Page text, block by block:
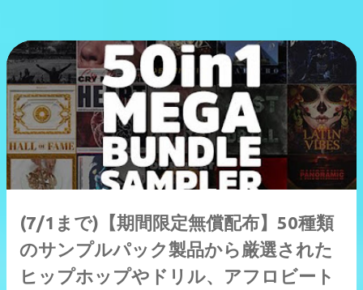
(7/1まで)【期間限定無償配布】50種類
のサンプルパック製品から厳選された
ヒップホップやドリル、アフロビート